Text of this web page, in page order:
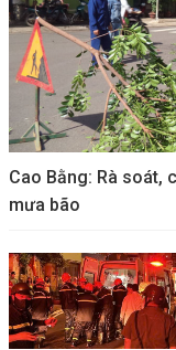
Cao Bằng: Rà soát,
mưa bão